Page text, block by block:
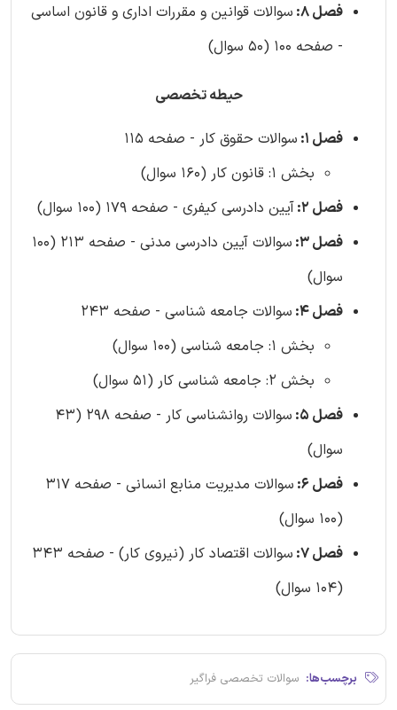
فصل 8:
سوالات قوانین و مقررات اداری و قانون اساسی
- صفحه 100 (50 سوال)
حیطه تخصصی
فصل 1:
سوالات حقوق کار - صفحه 115
بخش 1: قانون کار (160 سوال)
فصل 2:
آیین دادرسی کیفری - صفحه 179 (100 سوال)
فصل 3:
سوالات آیین دادرسی مدنی - صفحه 213 (100
سوال)
فصل 4:
سوالات جامعه شناسی - صفحه 243
بخش 1: جامعه شناسی (100 سوال)
بخش 2: جامعه شناسی کار (51 سوال)
فصل 5:
سوالات روانشناسی کار - صفحه 298 (43
سوال)
فصل 6:
سوالات مدیریت منابع انسانی - صفحه 317
(100 سوال)
فصل 7:
سوالات اقتصاد کار (نیروی کار) - صفحه 343
(104 سوال)
برچسب‌ها: سوالات تخصصی فراگیر